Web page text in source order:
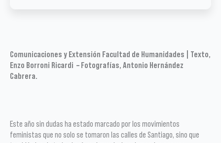
Comunicaciones y Extensión Facultad de Humanidades | Texto,
Enzo Borroni Ricardi – Fotografías, Antonio Hernández
Cabrera.
Este año sin dudas ha estado marcado por los movimientos
feministas que no solo se tomaron las calles de Santiago, sino que